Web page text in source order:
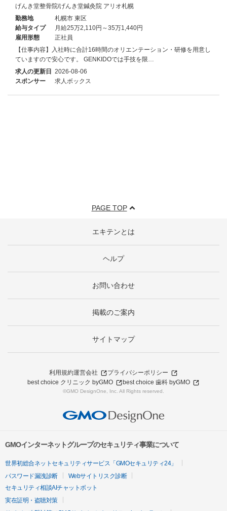
げんき堂整骨院/げんき堂鍼灸院 アリオ札幌
勤務地
札幌市 東区
給与タイプ
月給25万2,110円～35万1,440円
雇用形態
正社員
【仕事内容】入社時に合計16時間のオリエンテーション・研修を用意し
ていますので安心です。 GENKIDOでは手技を限…
求人の更新日 2026-08-06
スポンサー
求人ボックス
PAGE TOP
エキテンとは
ヘルプ
お問い合わせ
掲載のご案内
サイトマップ
利用規約運営会社
プライバシーポリシー
best choice クリニック byGMO
best choice 歯科 byGMO
©GMO DesignOne, Inc. All Rights reserved.
GMOインターネットグループのセキュリティ事業について
世界初総合ネットセキュリティサービス「GMOセキュリティ24」
パスワード漏洩診断
Webサイトリスク診断
セキュリティ相談AIチャットボット
実在証明・盗聴対策